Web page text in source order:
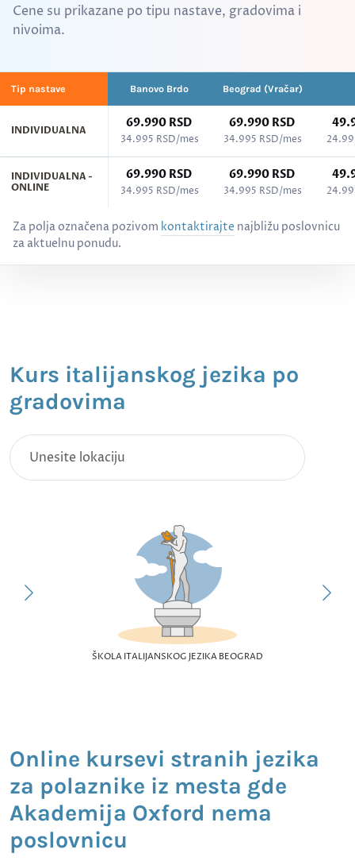
Cene su prikazane po tipu nastave, gradovima i
nivoima.
Tip nastave Banovo Brdo Beograd (Vračar)
INDIVIDUALNA
69.990 RSD
34.995 RSD/mes
69.990 RSD
34.995 RSD/mes
INDIVIDUALNA -
ONLINE
69.990 RSD
34.995 RSD/mes
69.990 RSD
34.995 RSD/mes
Za polja označena pozivom kontaktirajte najbližu poslovnicu
za aktuelnu ponudu.
Kurs italijanskog jezika po
gradovima
ŠKOLA ITALIJANSKOG JEZIKA BEOGRAD
Online kursevi stranih jezika
za polaznike iz mesta gde
Akademija Oxford nema
poslovnicu